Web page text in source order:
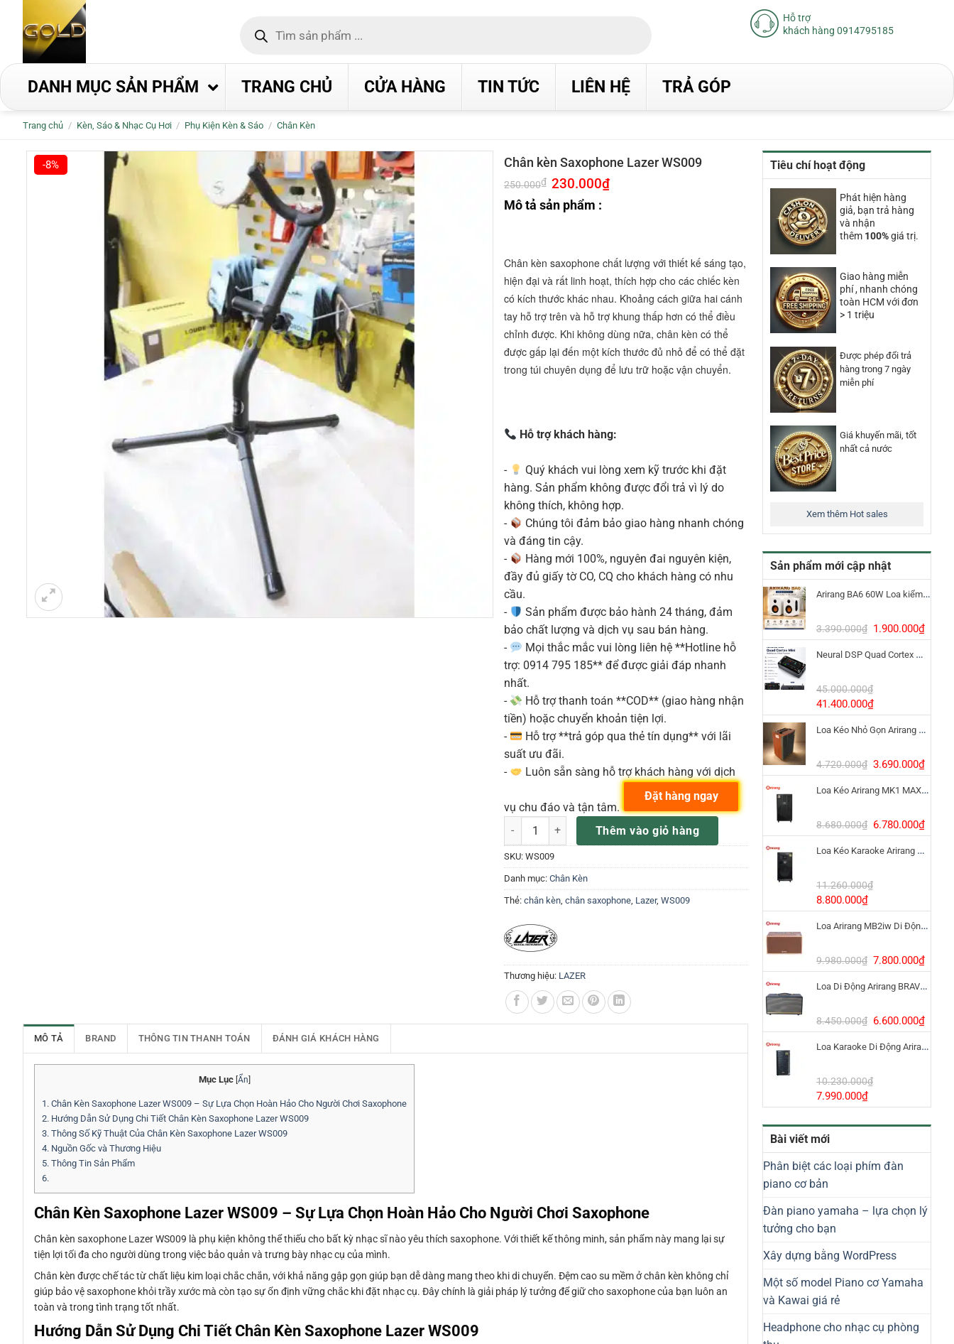
dung
kiếm
Hỗ trợ
khách hàng 0914795185
DANH MỤC SẢN PHẨM TRANG CHỦ CỬA HÀNG TIN TỨC LIÊN HỆ TRẢ GÓP
Trang chủ / Kèn, Sáo & Nhạc Cụ Hơi / Phụ Kiện Kèn & Sáo / Chân Kèn
Tiêu chí hoạt động
Phát hiện hàng
giả, bạn trả hàng
và nhận
thêm 100%giá trị.
Giao hàng miễn
phí , nhanh chóng
toàn HCM với đơn
> 1 triệu
Được phép đổi trả
hàng trong 7 ngày
miễn phí
Giá khuyến mãi, tốt
nhất cả nước
Xem thêm Hot sales
Sản phẩm mới cập nhật
Arirang BA6 60W Loa kiểm âm Bluetooth 5.3
3.390.000₫ Giá
gốc
là:
1.900.000₫Giá
hiện
Neural DSP Quad Cortex Mini – Amp Modeler Cao Cấp
45.000.000₫
Giá
gốc
là:
41.400.000₫Giá
hiện
tại
41.400.000₫.
Loa Kéo Nhỏ Gọn Arirang MKS2.5 Bass 12 Inch
4.720.000₫ Giá
gốc
là:
3.690.000₫Giá
hiện
tại
Loa Kéo Arirang MK1 MAX 1200W Pin LiFePo4
8.680.000₫ Giá
gốc
là:
6.780.000₫Giá
hiện
Loa Kéo Karaoke Arirang MK6 MAX Bass 40cm
11.260.000₫
Giá
gốc
là:
8.800.000₫Giá
hiện
tại
8.800.000₫.
Loa Arirang MB2iw Di Động 1200W Kèm Micro
9.980.000₫ Giá
gốc
là:
7.800.000₫Giá
hiện
tại
Loa Di Động Arirang BRAVO 8 800W Có Micro
8.450.000₫ Giá
gốc
là:
6.600.000₫Giá
hiện
tại
Loa Karaoke Di Động Arirang EDGE-X Model I
10.230.000₫
Giá
gốc
là:
10.230.000₫.
7.990.000₫Giá
hiện
tại
7.990.000₫.
Bài viết mới
Phân biệt các loại phím đàn
piano cơ bản
Đàn piano yamaha – lựa chọn lý
tưởng cho bạn
Xây dựng bằng WordPress
Một số model Piano cơ Yamaha
và Kawai giá rẻ
Headphone cho nhạc cụ phòng
-8% Chân kèn Saxophone Lazer WS009
250.000₫ Giá
gốc
là:
250.000₫.
230.000₫Giá
Mô tả sản phẩm :
Chân kèn saxophone chất lượng với thiết kế sáng tạo,
hiện đại và rất linh hoạt, thích hợp cho các chiếc kèn
có kích thước khác nhau. Khoảng cách giữa hai cánh
tay hỗ trợ trên và hỗ trợ khung thấp hơn có thể điều
chỉnh được. Khi không dùng nữa, chân kèn có thể
được gấp lại đến một kích thước đủ nhỏ để có thể đặt
trong túi chuyên dụng để lưu trữ hoặc vận chuyển.
Hỗ trợ khách hàng:
-
Quý khách vui lòng xem kỹ trước khi đặt
hàng. Sản phẩm không được đổi trả vì lý do
không thích, không hợp.
-
Chúng tôi đảm bảo giao hàng nhanh chóng
và đáng tin cậy.
-
Hàng mới 100%, nguyên đai nguyên kiện,
đầy đủ giấy tờ CO, CQ cho khách hàng có nhu
cầu.
-
Sản phẩm được bảo hành 24 tháng, đảm
bảo chất lượng và dịch vụ sau bán hàng.
-
Mọi thắc mắc vui lòng liên hệ **Hotline hỗ
trợ: 0914 795 185** để được giải đáp nhanh
nhất.
-
Hỗ trợ thanh toán **COD** (giao hàng nhận
tiền) hoặc chuyển khoản tiện lợi.
-
Hỗ trợ **trả góp qua thẻ tín dụng** với lãi
suất ưu đãi.
-
Luôn sẵn sàng hỗ trợ khách hàng với dịch
vụ chu đáo và tận tâm.
Chân kèn Saxophone Lazer WS009 số lượng
Thêm vào giỏ hàng
Đặt hàng ngay
SKU: WS009
Danh mục: Chân Kèn
Thẻ: chân kèn, chân saxophone, Lazer, WS009
Thương hiệu: LAZER
MÔ TẢ BRAND THÔNG TIN THANH TOÁN ĐÁNH GIÁ KHÁCH HÀNG
Mục Lục [Ẩn]
1. Chân Kèn Saxophone Lazer WS009 – Sự Lựa Chọn Hoàn Hảo Cho Người Chơi Saxophone
2. Hướng Dẫn Sử Dụng Chi Tiết Chân Kèn Saxophone Lazer WS009
3. Thông Số Kỹ Thuật Của Chân Kèn Saxophone Lazer WS009
4. Nguồn Gốc và Thương Hiệu
5. Thông Tin Sản Phẩm
6.
Chân Kèn Saxophone Lazer WS009 – Sự Lựa Chọn Hoàn Hảo Cho Người Chơi Saxophone
Chân kèn saxophone Lazer WS009 là phụ kiện không thể thiếu cho bất kỳ nhạc sĩ nào yêu thích saxophone. Với thiết kế thông minh, sản phẩm này mang lại sự
tiện lợi tối đa cho người dùng trong việc bảo quản và trưng bày nhạc cụ của mình.
Chân kèn được chế tác từ chất liệu kim loại chắc chắn, với khả năng gập gọn giúp bạn dễ dàng mang theo khi di chuyển. Đệm cao su mềm ở chân kèn không chỉ
giúp bảo vệ saxophone khỏi trầy xước mà còn tạo sự ổn định vững chắc khi đặt nhạc cụ. Đây chính là giải pháp lý tưởng để giữ cho saxophone của bạn luôn an
toàn và trong tình trạng tốt nhất.
Hướng Dẫn Sử Dụng Chi Tiết Chân Kèn Saxophone Lazer WS009